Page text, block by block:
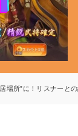
場所”に！リスナーと